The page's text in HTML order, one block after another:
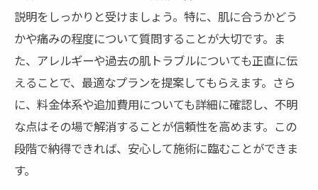
説明をしっかりと受けましょう。特に、肌に合うかどう
かや痛みの程度について質問することが大切です。ま
た、アレルギーや過去の肌トラブルについても正直に伝
えることで、最適なプランを提案してもらえます。さら
に、料金体系や追加費用についても詳細に確認し、不明
な点はその場で解消することが信頼性を高めます。この
段階で納得できれば、安心して施術に臨むことができま
す。